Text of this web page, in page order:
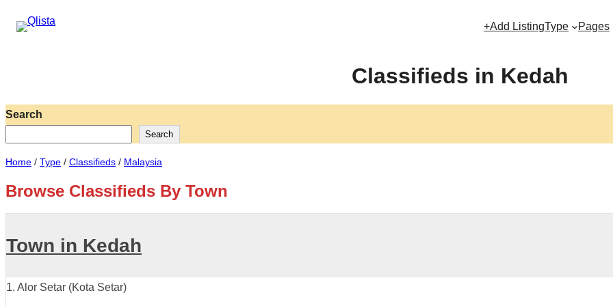
+Add ListingType Pages
Classifieds in Kedah
Search
Search
Home / Type / Classifieds / Malaysia
Browse Classifieds By Town
Town in Kedah
1. Alor Setar (Kota Setar)